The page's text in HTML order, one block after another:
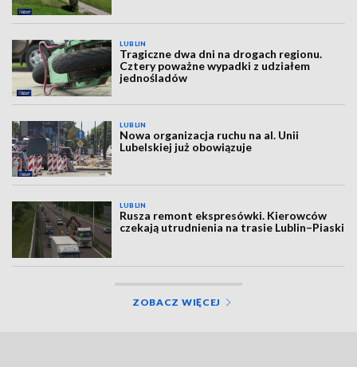
LUBLIN
Tragiczne dwa dni na drogach regionu.
Cztery poważne wypadki z udziałem
jednośladów
LUBLIN
Nowa organizacja ruchu na al. Unii
Lubelskiej już obowiązuje
LUBLIN
Rusza remont ekspresówki. Kierowców
czekają utrudnienia na trasie Lublin–Piaski
ZOBACZ WIĘCEJ